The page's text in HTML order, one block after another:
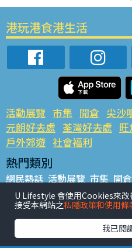
港玩港食港生活
活動展覽 市集 開倉 尖沙
元朗好去處 荃灣好去處
戶外郊遊 社會福利
熱門類別
網民熱話 活動展覽 市集 開倉
銅鑼灣好去處 元朗好去處 荃
餐廳情報 戶外郊遊
熱門標籤
#UGO搵好去處 #人氣活動推
U Lifestyle 會使用Cookies來
接受本網站之私隱政策和使用條
我已閱